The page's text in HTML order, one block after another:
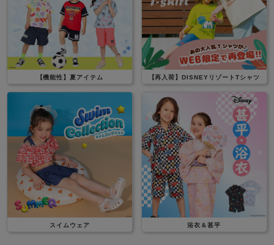
【機能性】夏アイテム 【再入荷】DISNEYリゾートTシャツ
スイムウェア 浴衣＆甚平